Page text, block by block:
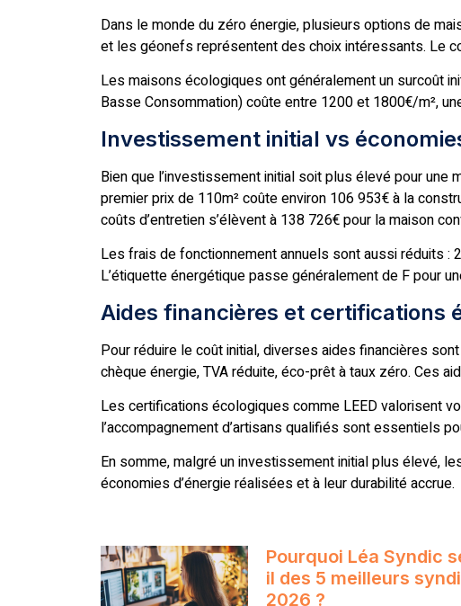
Dans le monde du zéro énergie, plusieurs options de
et les géonefs représentent des choix intéressants. Le
Les maisons écologiques ont généralement un surcoût
Basse Consommation) coûte entre 1200 et 1800€/m²,
Investissement initial vs
Bien que l’investissement initial soit plus élevé pour
premier prix de 110m² coûte environ 106 953€ à la
coûts d’entretien s’élèvent à 138 726€ pour la maison
Les frais de fonctionnement annuels sont aussi réduits :
L’étiquette énergétique passe généralement de F pour
Aides financières et certifications
Pour réduire le coût initial, diverses aides financières
chèque énergie, TVA réduite, éco-prêt à taux zéro. Ces
Les certifications écologiques comme LEED valorisent
l’accompagnement d’artisans qualifiés sont essentiels
En somme, malgré un investissement initial plus élevé,
économies d’énergie réalisées et à leur durabilité accrue.
Pourquoi Léa Syndic
il des 5 meilleurs
2026 ?